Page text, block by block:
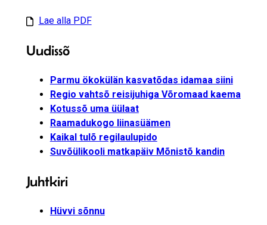
Lae alla PDF
Uudissõ
Parmu ökokülän kasvatõdas idamaa siini
Regio vahtsõ reisijuhiga Võromaad kaema
Kotussõ uma üülaat
Raamadukogo liinasüämen
Kaikal tulõ regilaulupido
Suvõülikooli matkapäiv Mõnistõ kandin
Juhtkiri
Hüvvi sõnnu